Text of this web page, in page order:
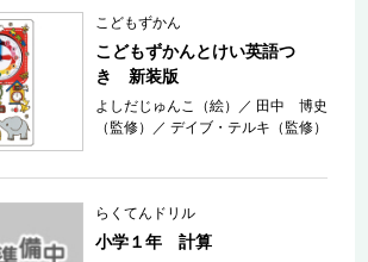
こどもずかん
こどもずかんとけい英語つ
き 新装版
よしだじゅんこ（絵） ／ 田中 博史
（監修）
／デイブ・テルキ（監修）
らくてんドリル
小学１年 計算